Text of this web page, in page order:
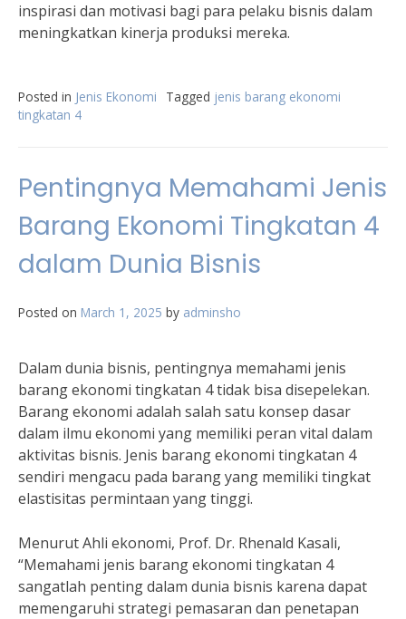
inspirasi dan motivasi bagi para pelaku bisnis dalam
meningkatkan kinerja produksi mereka.
Posted in Jenis Ekonomi Tagged jenis barang ekonomi
tingkatan 4
Pentingnya Memahami Jenis
Barang Ekonomi Tingkatan 4
dalam Dunia Bisnis
Posted on March 1, 2025 by adminsho
Dalam dunia bisnis, pentingnya memahami jenis
barang ekonomi tingkatan 4 tidak bisa disepelekan.
Barang ekonomi adalah salah satu konsep dasar
dalam ilmu ekonomi yang memiliki peran vital dalam
aktivitas bisnis. Jenis barang ekonomi tingkatan 4
sendiri mengacu pada barang yang memiliki tingkat
elastisitas permintaan yang tinggi.
Menurut Ahli ekonomi, Prof. Dr. Rhenald Kasali,
“Memahami jenis barang ekonomi tingkatan 4
sangatlah penting dalam dunia bisnis karena dapat
memengaruhi strategi pemasaran dan penetapan